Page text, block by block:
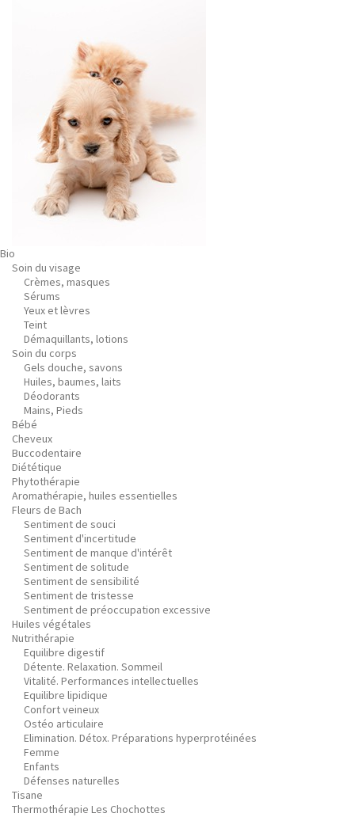
Bio
Soin du visage
Crèmes, masques
Sérums
Yeux et lèvres
Teint
Démaquillants, lotions
Soin du corps
Gels douche, savons
Huiles, baumes, laits
Déodorants
Mains, Pieds
Bébé
Cheveux
Buccodentaire
Diététique
Phytothérapie
Aromathérapie, huiles essentielles
Fleurs de Bach
Sentiment de souci
Sentiment d'incertitude
Sentiment de manque d'intérêt
Sentiment de solitude
Sentiment de sensibilité
Sentiment de tristesse
Sentiment de préoccupation excessive
Huiles végétales
Nutrithérapie
Equilibre digestif
Détente. Relaxation. Sommeil
Vitalité. Performances intellectuelles
Equilibre lipidique
Confort veineux
Ostéo articulaire
Elimination. Détox. Préparations hyperprotéinées
Femme
Enfants
Défenses naturelles
Tisane
Thermothérapie Les Chochottes